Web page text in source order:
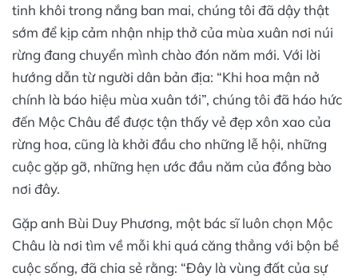
tinh khôi trong nắng ban mai, chúng tôi đã dậy thật
sớm để kịp cảm nhận nhịp thở của mùa xuân nơi núi
rừng đang chuyển mình chào đón năm mới. Với lời
hướng dẫn từ người dân bản địa: “Khi hoa mận nở
chính là báo hiệu mùa xuân tới”, chúng tôi đã háo hức
đến Mộc Châu để được tận thấy vẻ đẹp xôn xao của
rừng hoa, cũng là khởi đầu cho những lễ hội, những
cuộc gặp gỡ, những hẹn ước đầu năm của đồng bào
nơi đây.
Gặp anh Bùi Duy Phương, một bác sĩ luôn chọn Mộc
Châu là nơi tìm về mỗi khi quá căng thẳng với bộn bề
cuộc sống, đã chia sẻ rằng: “Đây là vùng đất của sự